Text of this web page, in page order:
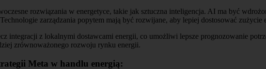
rozwiązania w energetyce, takie jak sztuczna inteligencja. AI ma być
zarządzania popytem mają być rozwijane, aby lepiej dostosować zużycie
integracji z lokalnymi dostawcami energii, co umożliwi lepsze prognozowanie
zrównoważonego rozwoju rynku energii.
Meta w handlu energią: